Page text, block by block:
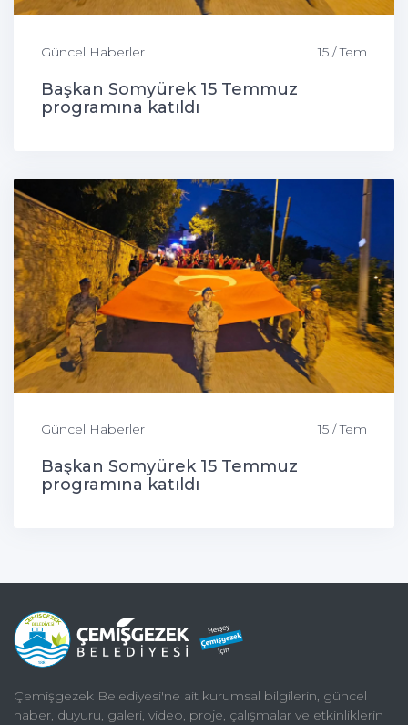
Güncel Haberler 15 / Tem
Başkan Somyürek 15 Temmuz
programına katıldı
Güncel Haberler 15 / Tem
Başkan Somyürek 15 Temmuz
programına katıldı
Çemişgezek Belediyesi'ne ait kurumsal bilgilerin, güncel
haber, duyuru, galeri, video, proje, çalışmalar ve etkinliklerin